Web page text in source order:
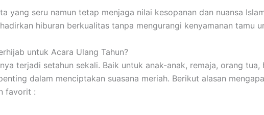
yang seru namun tetap menjaga nilai kesopanan dan nuansa
hiburan berkualitas tanpa mengurangi kenyamanan tamu
untuk Acara Ulang Tahun?
terjadi setahun sekali. Baik untuk anak-anak, remaja, orang tua,
dalam menciptakan suasana meriah. Berikut alasan
favorit :